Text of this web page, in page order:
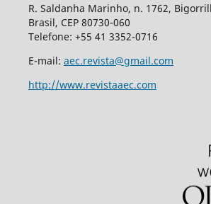
R. Saldanha Marinho, n. 1762,
Brasil, CEP 80730-060
Telefone: +55 41 3352-0716
E-mail: aec.revista@gmail.com
http://www.revistaaec.com